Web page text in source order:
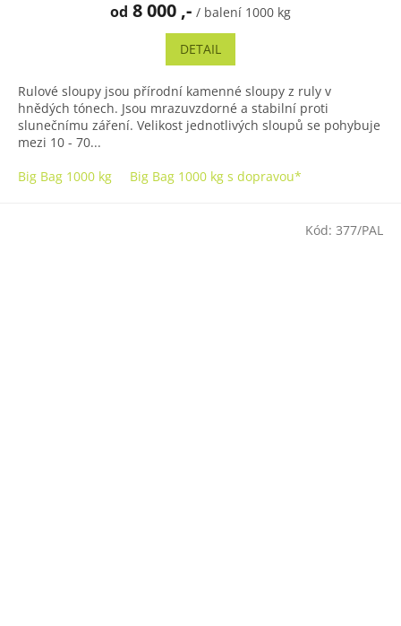
hvězdiček.
od 8 000 ,- / balení 1000 kg
DETAIL
Rulové sloupy jsou přírodní kamenné sloupy z ruly v
hnědých tónech. Jsou mrazuvzdorné a stabilní proti
slunečnímu záření. Velikost jednotlivých sloupů se pohybuje
mezi 10 - 70...
Big Bag 1000 kg
Big Bag 1000 kg s dopravou*
Kód: 377/PAL